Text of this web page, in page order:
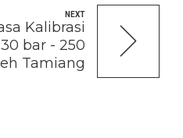
NEXT
Kalibrasi
bar - 250
Tamiang